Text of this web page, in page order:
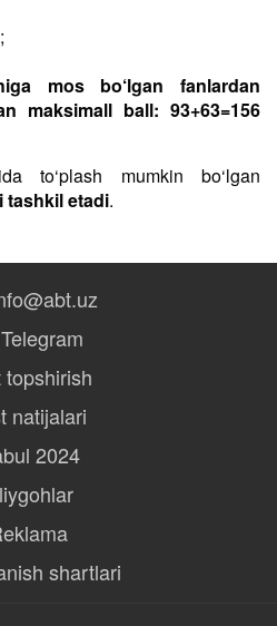
mos bo‘lgan fanlardan
maksimall ball: 93+63=156
to‘plash mumkin bo‘lgan
tashkil etadi.
Telegram
topshirish
natijalari
2024
shartlari